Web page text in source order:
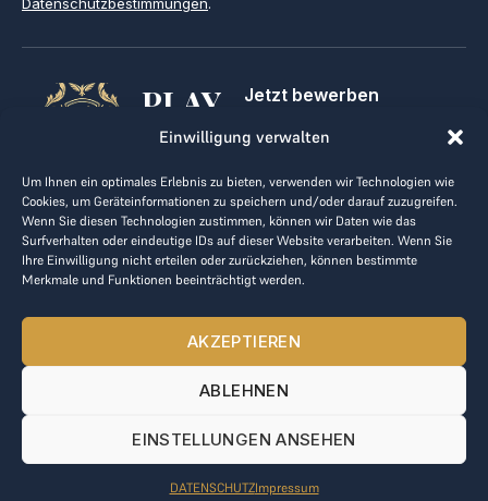
Einwilligung verwalten
Um Ihnen ein optimales Erlebnis zu bieten, verwenden wir Technologien wie
Cookies, um Geräteinformationen zu speichern und/oder darauf zuzugreifen.
Wenn Sie diesen Technologien zustimmen, können wir Daten wie das
Surfverhalten oder eindeutige IDs auf dieser Website verarbeiten. Wenn Sie
Ihre Einwilligung nicht erteilen oder zurückziehen, können bestimmte
Merkmale und Funktionen beeinträchtigt werden.
AKZEPTIEREN
ABLEHNEN
EINSTELLUNGEN ANSEHEN
DATENSCHUTZImpressum
PLAY
GOLF,
MAKE
BUSINESS
Jetzt bewerben
Kontakt
AGB
Datenrichtlinie
kontakt@the-loge.com
Unser freundliches Team hilft Ihnen gerne weiter.
Mo-Fr von 8:00 bis 17:00 Uhr.
© 2025 The LOGE. Alle Rechte vorbehalten.